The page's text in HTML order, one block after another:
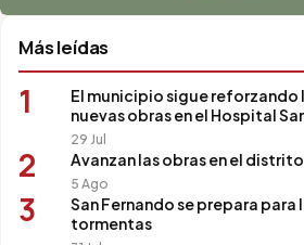
Más leídas
1
El municipio sigue reforzando
nuevas obras en el Hospital
29 Jul
2 Avanzan las obras en el
5 Ago
3
San Fernando se prepara para
tormentas